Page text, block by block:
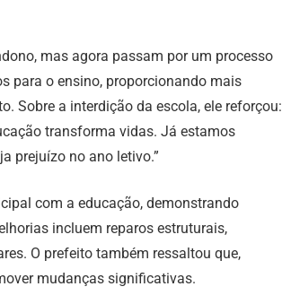
mas agora passam por um processo
para o ensino, proporcionando mais
Sobre a interdição da escola, ele reforçou:
transforma vidas. Já estamos
prejuízo no ano letivo.”
com a educação, demonstrando
incluem reparos estruturais,
O prefeito também ressaltou que,
mudanças significativas.